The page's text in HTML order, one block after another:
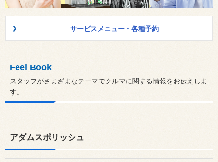
サービスメニュー・各種予約
Feel Book
スタッフがさまざまなテーマでクルマに関する情報をお伝えしま
す。
アダムスポリッシュ